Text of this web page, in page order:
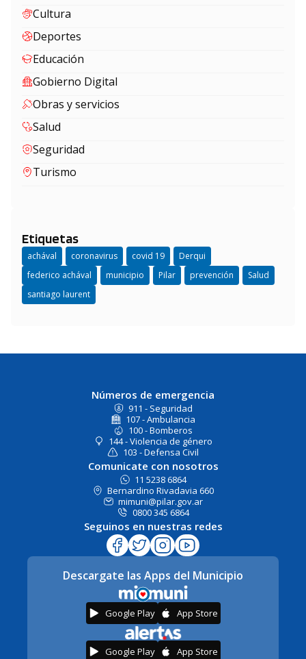
Cultura
Deportes
Educación
Gobierno Digital
Obras y servicios
Salud
Seguridad
Turismo
Etiquetas
achával coronavirus covid 19
Derqui
federico achával
municipio Pilar prevención
Salud
santiago laurent
Números de emergencia
911 - Seguridad
107 - Ambulancia
100 - Bomberos
144 - Violencia de género
103 - Defensa Civil
Comunicate con nosotros
11 5238 6864
Bernardino Rivadavia 660
mimuni@pilar.gov.ar
0800 345 6864
Seguinos en nuestras redes
Descargate las Apps del Municipio
Google Play App Store
Google Play App Store